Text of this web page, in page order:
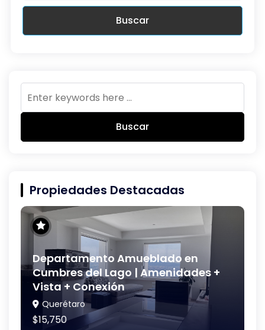
Buscar
Propiedades Destacadas
Departamento Amueblado en
Cumbres del Lago | Amenidades +
Vista + Conexión
Querétaro
$15,750